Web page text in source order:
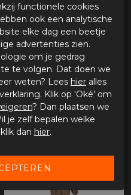
Rusty Stitches
68444-3XL-100
Zomer handschoenen
Leer
ci4166192
-22%
functionele cookies
ook een analytische
elke dag een beetje
advertenties zien.
om je gedrag
te volgen. Dat doen we
weten? Lees hier alles
Klik op 'Oké' om
? Dan plaatsen we
je zelf bepalen welke
dan hier.